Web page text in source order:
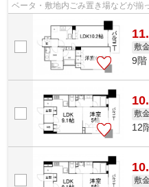
ベータ・敷地内ごみ置き場などが揃
敷
9階
敷
12
敷